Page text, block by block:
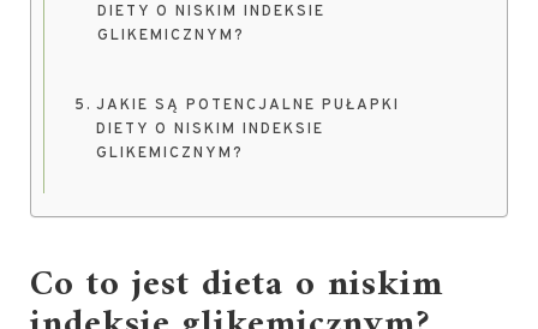
DIETY O NISKIM INDEKSIE
GLIKEMICZNYM?
JAKIE SĄ POTENCJALNE PUŁAPKI
DIETY O NISKIM INDEKSIE
GLIKEMICZNYM?
Co to jest dieta o niskim